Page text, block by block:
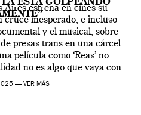
ESTÁ GOLPEANDO
Aires estrena en cines su
cruce inesperado, e incluso
y el musical, sobre
presas trans en una cárcel
película como ‘Reas’ no
no es algo que vaya con
[…]
— VER MÁS